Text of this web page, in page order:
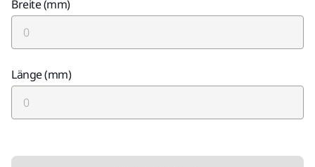
Breite (mm)
Länge (mm)